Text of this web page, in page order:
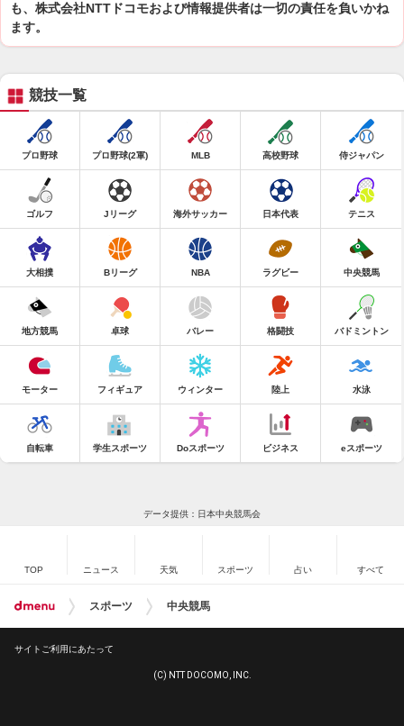
も、株式会社NTTドコモおよび情報提供者は一切の責任を負いかね
ます。
競技一覧
プロ野球 プロ野球(2軍) MLB 高校野球 侍ジャパン
ゴルフ Jリーグ 海外サッカー 日本代表 テニス
大相撲 Bリーグ NBA ラグビー 中央競馬
地方競馬 卓球 バレー 格闘技 バドミントン
モーター フィギュア ウィンター 陸上 水泳
自転車 学生スポーツ Doスポーツ ビジネス eスポーツ
データ提供：日本中央競馬会
TOP ニュース 天気 スポーツ 占い すべて
スポーツ 中央競馬
サイトご利用にあたって
(C) NTT DOCOMO, INC.